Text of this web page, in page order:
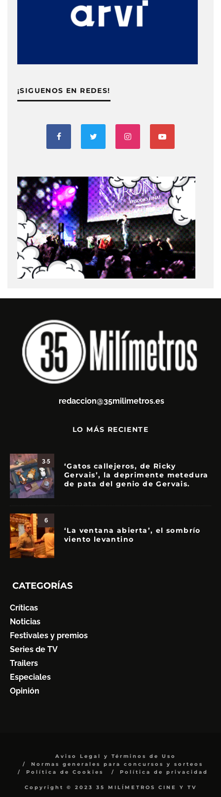
¡SIGUENOS EN REDES!
redaccion@35milimetros.es
LO MÁS RECIENTE
3.5
‘Gatos callejeros, de Ricky
Gervais’, la deprimente metedura
de pata del genio de Gervais.
6
‘La ventana abierta’, el sombrío
viento levantino
CATEGORÍAS
Críticas
Noticias
Festivales y premios
Series de TV
Trailers
Especiales
Opinión
Aviso Legal y Términos de Uso
Normas generales para concursos y sorteos
Política de Cookies
Política de privacidad
Copyright © 2023 35 MILÍMETROS CINE Y TV